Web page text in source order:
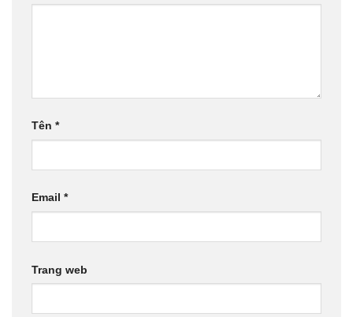
Tên *
Email *
Trang web